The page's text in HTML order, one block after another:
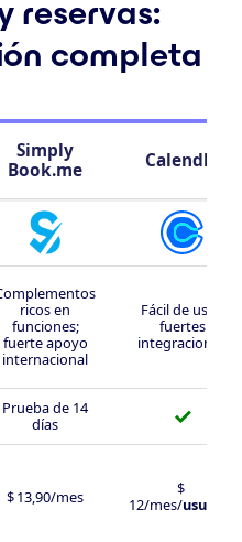
reservas:
completa
Simply​
Book.me
Calendly
ricos en
funciones;
fuerte apoyo
internacional
Fácil de usar;
fuertes
integraciones
Prueba de 14
días
✓
$ 13,90/mes
$
12/mes/usuario